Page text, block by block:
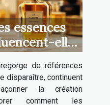
essences
elles
?
de références
disparaître, continuent
la création
comment les